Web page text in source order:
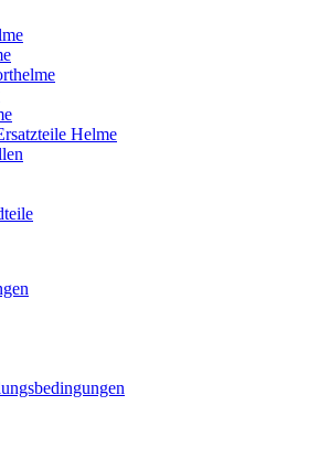
Helme